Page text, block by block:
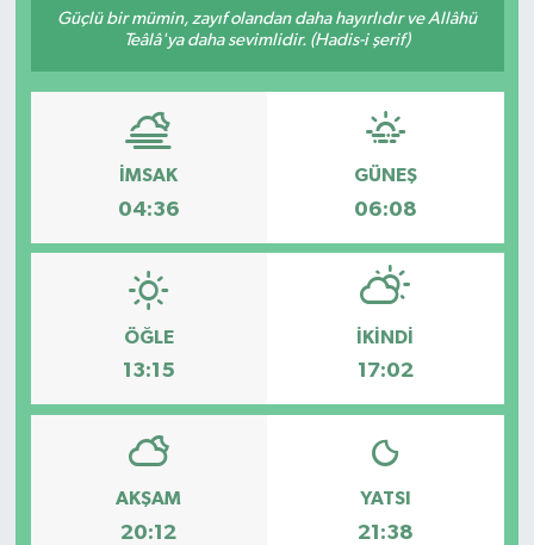
Güçlü bir mümin, zayıf olandan daha hayırlıdır ve Allâhü
Teâlâ'ya daha sevimlidir. (Hadis-i şerif)
İMSAK
04:36
GÜNEŞ
06:08
ÖĞLE
13:15
İKINDI
17:02
AKŞAM
20:12
YATSI
21:38
Resmi İlanlar